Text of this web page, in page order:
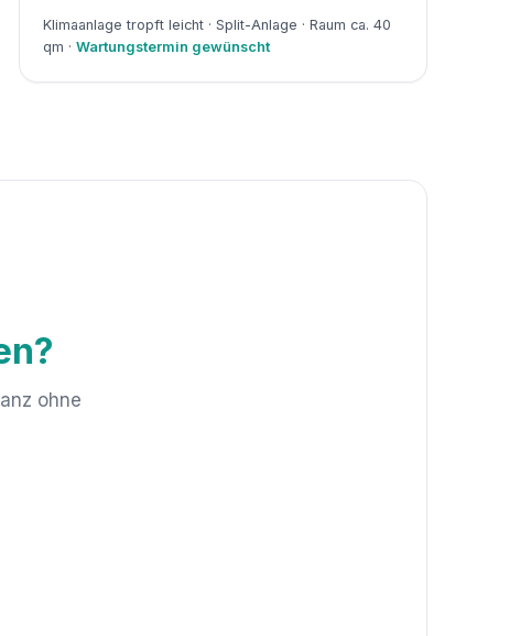
Klimaanlage tropft leicht · Split-Anlage · Raum ca. 40
qm ·Wartungstermin gewünscht
ohne